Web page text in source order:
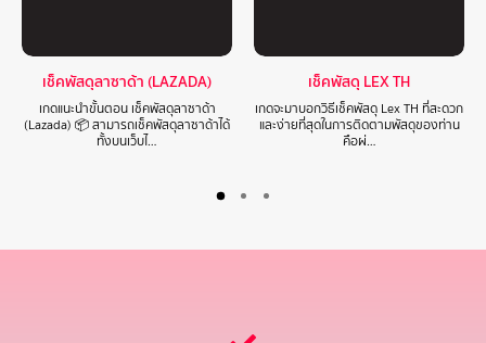
เช็คพัสดุลาซาด้า (LAZADA)
เกดแนะนำขั้นตอน เช็คพัสดุลาซาด้า
(Lazada) 📦 สามารถเช็คพัสดุลาซาด้าได้
ทั้งบนเว็บไ…
เช็คพัสดุ LEX TH
เกดจะมาบอกวิธีเช็คพัสดุ Lex TH ที่สะดวก
และง่ายที่สุดในการติดตามพัสดุของท่าน
คือผ่…